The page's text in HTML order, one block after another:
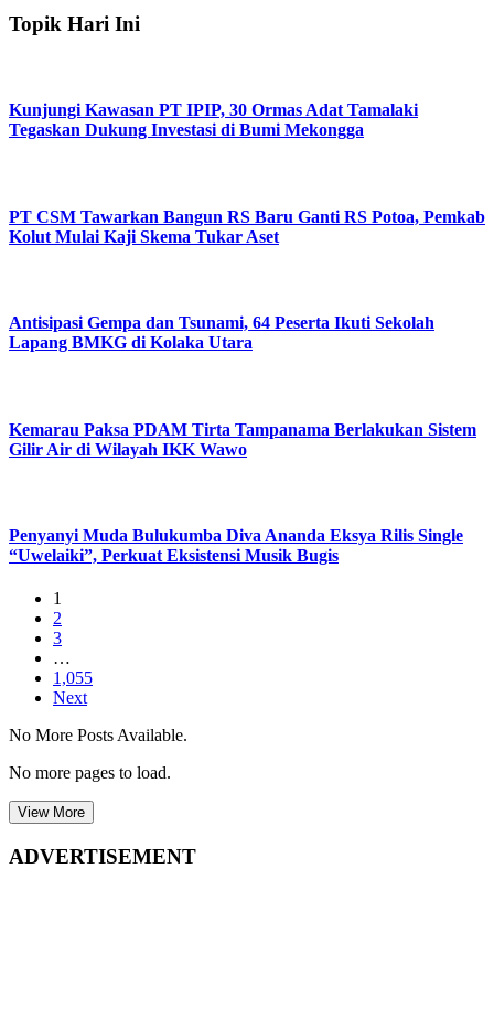
Topik Hari Ini
Kunjungi Kawasan PT IPIP, 30 Ormas Adat Tamalaki
Tegaskan Dukung Investasi di Bumi Mekongga
PT CSM Tawarkan Bangun RS Baru Ganti RS Potoa, Pemkab
Kolut Mulai Kaji Skema Tukar Aset
Antisipasi Gempa dan Tsunami, 64 Peserta Ikuti Sekolah
Lapang BMKG di Kolaka Utara
Kemarau Paksa PDAM Tirta Tampanama Berlakukan Sistem
Gilir Air di Wilayah IKK Wawo
Penyanyi Muda Bulukumba Diva Ananda Eksya Rilis Single
“Uwelaiki”, Perkuat Eksistensi Musik Bugis
1
2
3
…
1,055
Next
No More Posts Available.
No more pages to load.
View More
ADVERTISEMENT